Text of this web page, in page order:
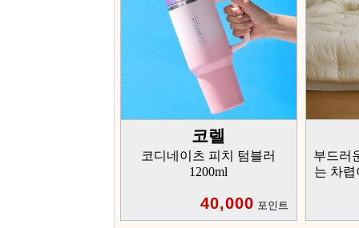
코렐
코디네이츠 피치 텀블러
1200ml
40,000 포인트
부드러
는 차